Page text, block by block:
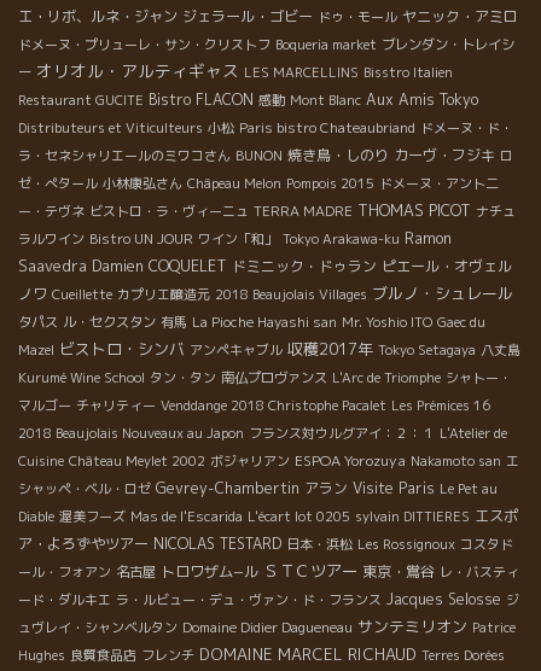
エ・リボ、ルネ・ジャン ジェラール・ゴビー ドゥ・モール ヤニック・アミロ
ドメーヌ・プリューレ・サン・クリストフ Boqueria market ブレンダン・トレイシ
ー オリオル・アルティギャス LES MARCELLINS Bisstro Italien
Restaurant GUCITE Bistro FLACON 感動 Mont Blanc Aux Amis Tokyo
Distributeurs et Viticulteurs 小松 Paris bistro Chateaubriand ドメーヌ・ド・
ラ・セネシャリエールのミワコさん BUNON 焼き鳥・しのり カーヴ・フジキ ロ
ゼ・ぺタール 小林康弘さん Châpeau Melon Pompois 2015 ドメーヌ・アント二
ー・テヴネ ビストロ・ラ・ヴィーニュ TERRA MADRE THOMAS PICOT ナチュ
ラルワイン Bistro UN JOUR ワイン「和」 Tokyo Arakawa-ku Ramon
Saavedra Damien COQUELET ドミニック・ドゥラン ピエール・オヴェル
ノワ Cueillette カプリエ醸造元 2018 Beaujolais Villages ブルノ・シュレール
タパス ル・セクスタン 有馬 La Pioche Hayashi san Mr. Yoshio ITO Gaec du
Mazel ビストロ・シンバ アンペキャブル 収穫2017年 Tokyo Setagaya 八丈島
Kurumé Wine School タン・タン 南仏プロヴァンス L'Arc de Triomphe シャトー・
マルゴー チャリティー Venddange 2018 Christophe Pacalet Les Prémices 16
2018 Beaujolais Nouveaux au Japon フランス対ウルグアイ：２：１ L'Atelier de
Cuisine Château Meylet 2002 ボジャリアン ESPOA Yorozuya Nakamoto san エ
シャッペ・ベル・ロゼ Gevrey-Chambertin アラン Visite Paris Le Pet au
Diable 渥美フーズ Mas de l'Escarida L'écart lot 0205 sylvain DITTIERES エスポ
ア・よろずやツアー NICOLAS TESTARD 日本・浜松 Les Rossignoux コスタド
ール・フォアン 名古屋 トロワザム−ル ＳＴＣツアー 東京・鴬谷 レ・バスティ
ード・ダルキエ ラ・ルビュー・デュ・ヴァン・ド・フランス Jacques Selosse ジ
ュヴレイ・シャンベルタン Domaine Didier Dagueneau サンテミリオン Patrice
Hughes 良質食品店 フレンチ DOMAINE MARCEL RICHAUD Terres Dorées